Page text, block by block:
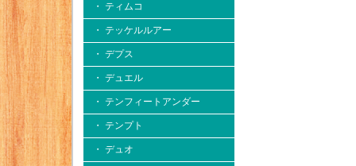
・ ティムコ
・ テッケルルアー
・ デプス
・ デュエル
・ テンフィートアンダー
・ テンプト
・ デュオ